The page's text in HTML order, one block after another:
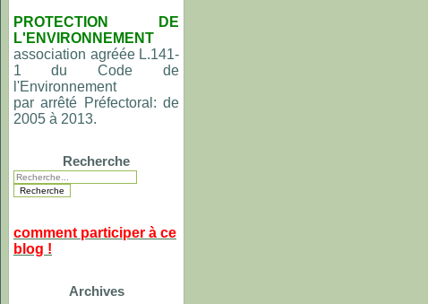
PROTECTION DE
L'ENVIRONNEMENT
association agréée L.141-
1
du Code de
l'Environnement
par arrêté Préfectoral: de
2005 à 2013.
Recherche
comment participer à ce
blog !
Archives